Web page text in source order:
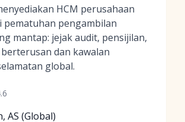
HCM perusahaan
pematuhan pengambilan
mantap: jejak audit, pensijilan,
dan kawalan
global.
AS (Global)